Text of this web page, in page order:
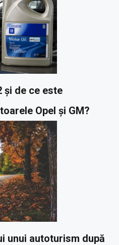
și de ce este
Opel și GM?
unui autoturism după